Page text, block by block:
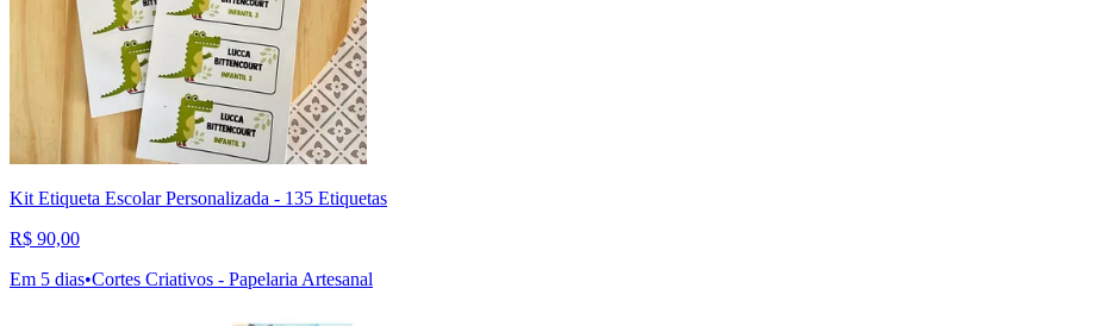
Kit Etiqueta Escolar Personalizada - 135 Etiquetas
R$ 90,00
Em 5 dias•Cortes Criativos - Papelaria Artesanal